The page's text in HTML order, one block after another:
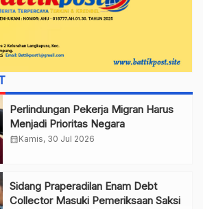
Perlindungan Pekerja Migran Harus
Menjadi Prioritas Negara
calendar_monthKamis, 30 Jul 2026
Sidang Praperadilan Enam Debt
Collector Masuki Pemeriksaan Saksi